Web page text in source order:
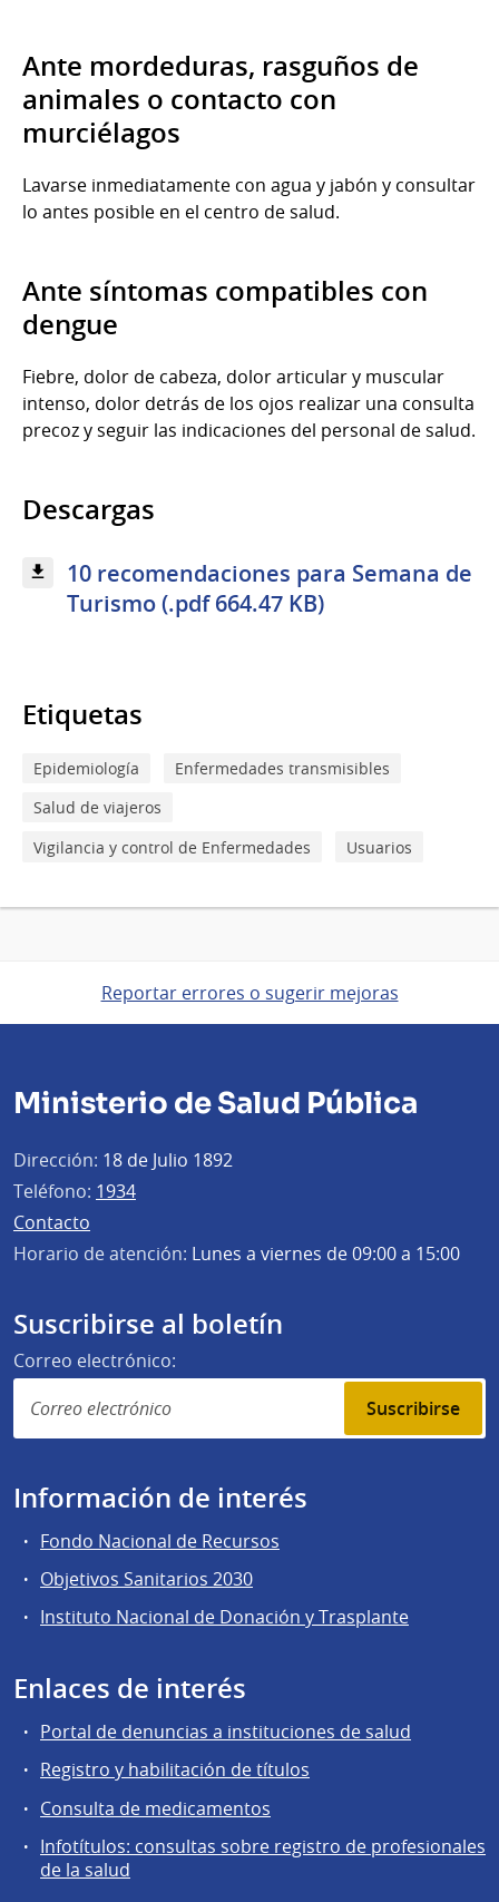
Ante mordeduras, rasguños de
animales o contacto con
murciélagos
Lavarse inmediatamente con agua y jabón y consultar
lo antes posible en el centro de salud.
Ante síntomas compatibles con
dengue
Fiebre, dolor de cabeza, dolor articular y muscular
intenso, dolor detrás de los ojos realizar una consulta
precoz y seguir las indicaciones del personal de salud.
Descargas
10 recomendaciones para Semana de
Turismo (.pdf 664.47 KB)
Etiquetas
Epidemiología
Enfermedades transmisibles
Salud de viajeros
Vigilancia y control de Enfermedades
Usuarios
Reportar errores o sugerir mejoras
Ministerio de Salud Pública
Dirección: 18 de Julio 1892
Teléfono: 1934
Contacto
Horario de atención: Lunes a viernes de 09:00 a 15:00
Suscribirse al boletín
Correo electrónico:
Suscribirse
Información de interés
Fondo Nacional de Recursos
Objetivos Sanitarios 2030
Instituto Nacional de Donación y Trasplante
Enlaces de interés
Portal de denuncias a instituciones de salud
Registro y habilitación de títulos
Consulta de medicamentos
Infotítulos: consultas sobre registro de profesionales
de la salud